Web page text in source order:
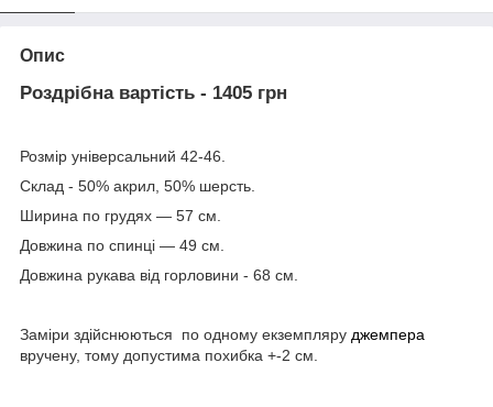
Опис
Роздрібна вартість - 1405 грн
Розмір універсальний 42-46.
Склад - 50% акрил, 50% шерсть.
Ширина по грудях — 57 см.
Довжина по спинці — 49 см.
Довжина рукава від горловини - 68 см.
Заміри здійснюються по одному екземпляру джемпера
вручену, тому допустима похибка +-2 см.